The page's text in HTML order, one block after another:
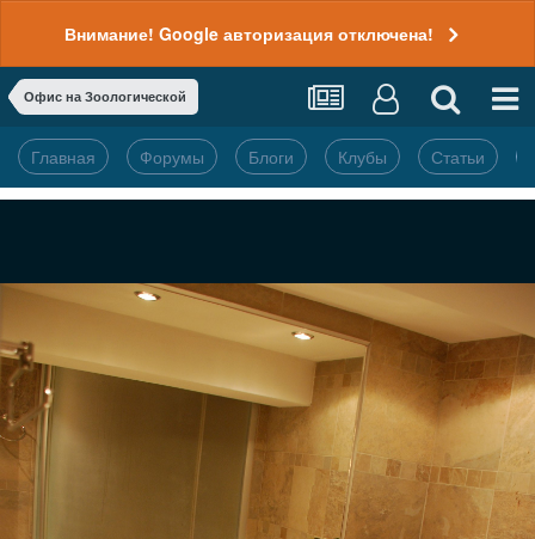
Внимание! Google авторизация отключена!
Офис на Зоологической
Главная Форумы Блоги Клубы Статьи